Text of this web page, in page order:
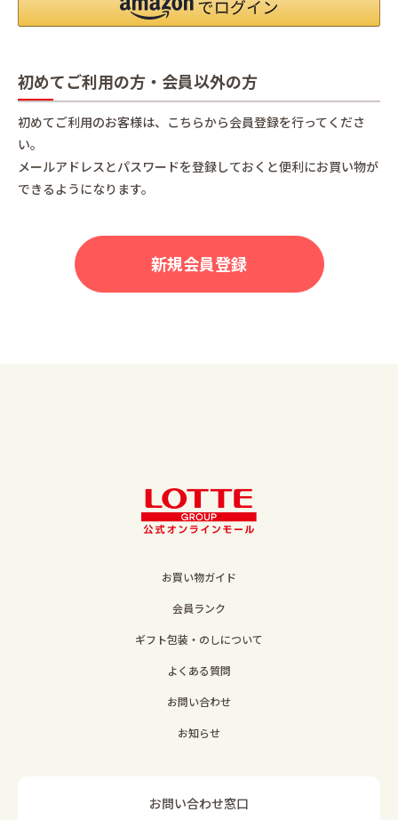
初めてご利用の方・会員以外の方
初めてご利用のお客様は、こちらから会員登録を行ってくださ
い。
メールアドレスとパスワードを登録しておくと便利にお買い物が
できるようになります。
お買い物ガイド
会員ランク
ギフト包装・のしについて
よくある質問
お問い合わせ
お知らせ
お問い合わせ窓口